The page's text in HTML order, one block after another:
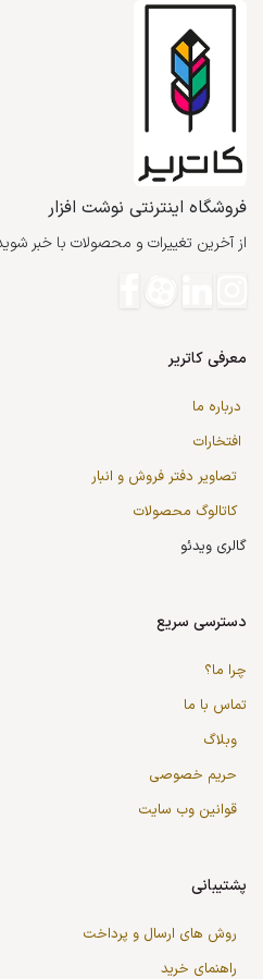
فروشگاه اینترنتی نوشت افزار
از آخرین تغییرات و محصولات با خبر
معرفی کاتریر
درباره ما
افتخارات
تصاویر دفتر فروش و انبار
کاتالوگ محصولات
گالری ویدئو
دسترسی سریع
چرا ما؟
تماس با ما
وبلاگ
حریم خصوصی
قوانین وب سایت
پشتیبانی
روش های ارسال و پرداخت
راهنمای خرید